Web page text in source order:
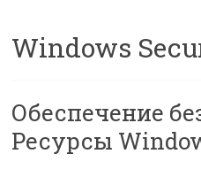
Windows
Обеспечение
Ресурсы